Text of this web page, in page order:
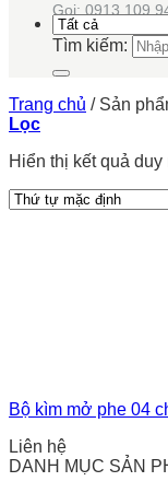
Gọi: 0913 109
Tìm kiếm:
Trang chủ /Sản
Lọc
Hiển thị kết quả duy
Bộ kìm mở phe 04
Liên hệ
DANH MỤC SẢN